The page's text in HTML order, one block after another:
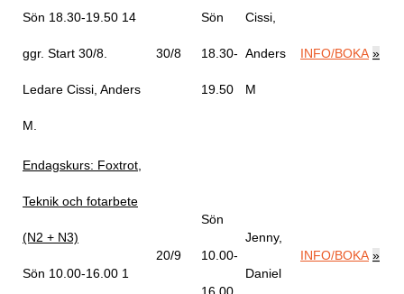
Sön 18.30-19.50 14
ggr. Start 30/8
Ledare Cissi, Anders
M
30/8
Sön
18.30-
19.50
Cissi,
Anders
M
INFO/BOKA »
Endagskurs: Foxtrot,
Teknik och fotarbete
(N2 + N3)
Sön 10.00-16.00 1
20/9
Sön
10.00-
16.00
Jenny,
Daniel
INFO/BOKA »